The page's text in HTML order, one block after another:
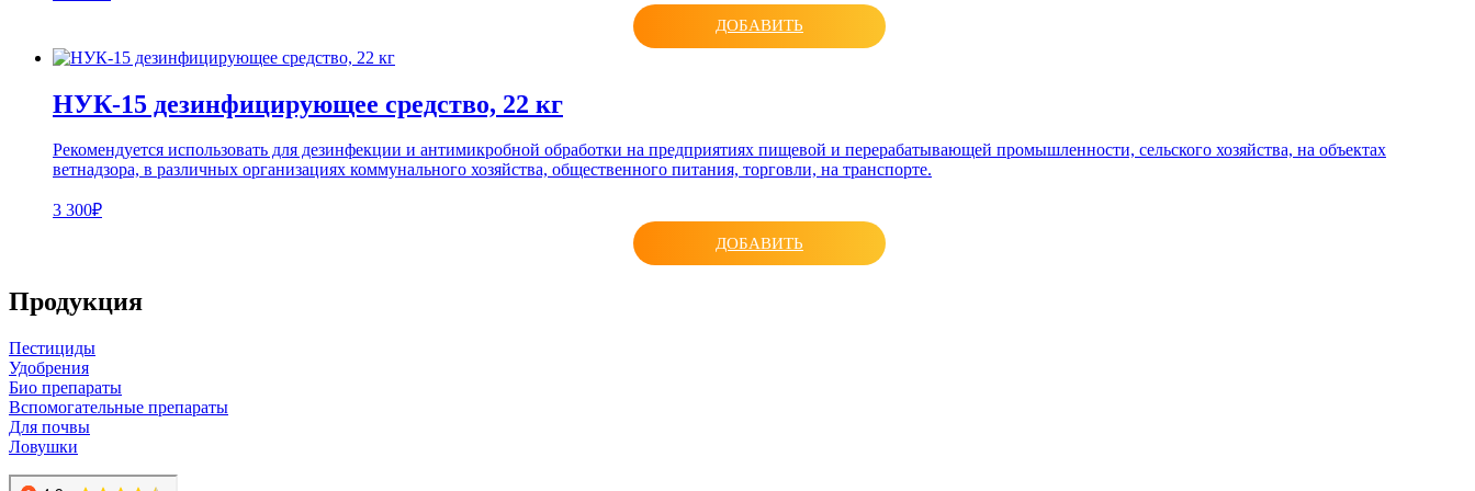
ДОБАВИТЬ
НУК-15 дезинфицирующее средство, 22 кг
Рекомендуется использовать для дезинфекции и антимикробной обработки на предприятиях пищевой и перерабатывающей промышленности, сельского хозяйства, на объектах
ветнадзора, в различных организациях коммунального хозяйства, общественного питания, торговли, на транспорте.
3 300₽
ДОБАВИТЬ
Продукция
Пестициды
Удобрения
Био препараты
Вспомогательные препараты
Для почвы
Ловушки